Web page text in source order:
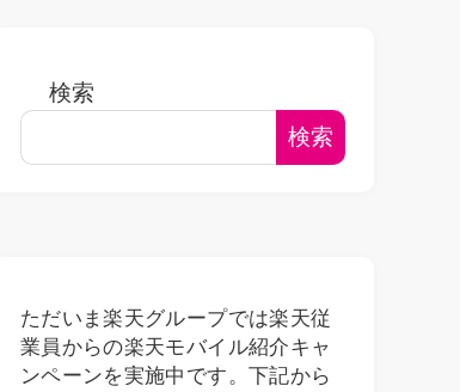
検索
検索
ただいま楽天グループでは楽天従
業員からの楽天モバイル紹介キャ
ンペーンを実施中です。下記から